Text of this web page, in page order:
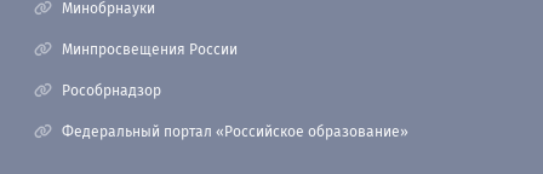
Минобрнауки
Минпросвещения России
Рособрнадзор
Федеральный портал «Российское образование»